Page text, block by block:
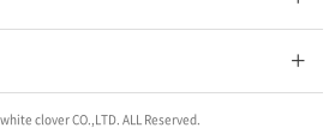
clover CO.,LTD. ALL Reserved.